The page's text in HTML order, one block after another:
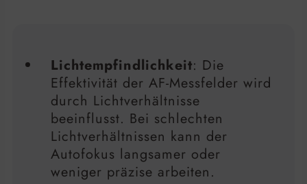
Lichtempfindlichkeit: Die
Effektivität der AF-Messfelder wird
durch Lichtverhältnisse
beeinflusst. Bei schlechten
Lichtverhältnissen kann der
Autofokus langsamer oder
weniger präzise arbeiten.